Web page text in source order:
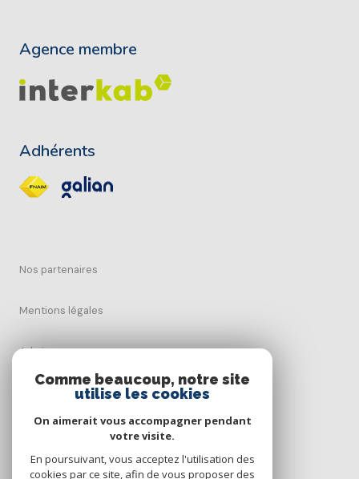
Agence membre
Adhérents
Nos partenaires
Mentions légales
Admin
Nos honoraires
Cookies
Comme beaucoup, notre site
utilise les cookies
On aimerait vous accompagner pendant
votre visite.
En poursuivant, vous acceptez l'utilisation des
cookies par ce site, afin de vous proposer des